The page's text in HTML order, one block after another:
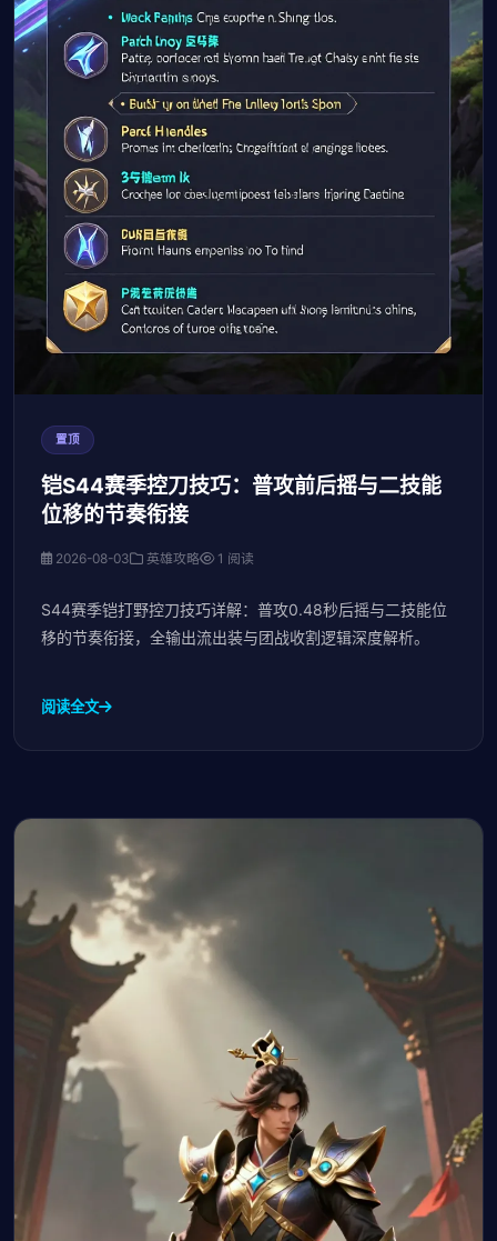
置顶
铠S44赛季控刀技巧：普攻前后摇与二技能
位移的节奏衔接
2026-08-03 英雄攻略 1 阅读
S44赛季铠打野控刀技巧详解：普攻0.48秒后摇与二技能位
移的节奏衔接，全输出流出装与团战收割逻辑深度解析。
阅读全文